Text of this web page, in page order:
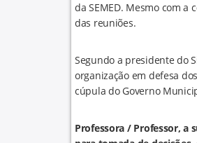
da SEMED. Mesmo com
das reuniões.
Segundo a presidente do
organização em defesa
cúpula do Governo
Professora / Professor, a